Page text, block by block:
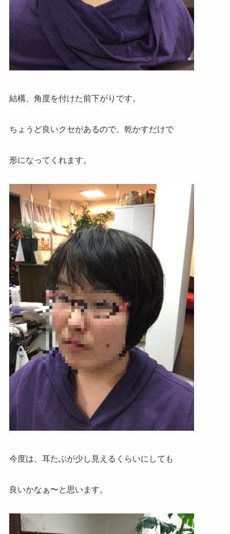
結構、角度を付けた前下がりです。
ちょうど良いクセがあるので、乾かすだけで
形になってくれます。
今度は、耳たぶが少し見えるくらいにしても
良いかなぁ〜と思います。